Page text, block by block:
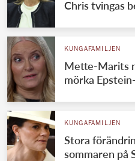
Chris tvingas
KUNGAFAMILJEN
Mette-Marits
mörka
KUNGAFAMILJEN
Stora
sommaren på